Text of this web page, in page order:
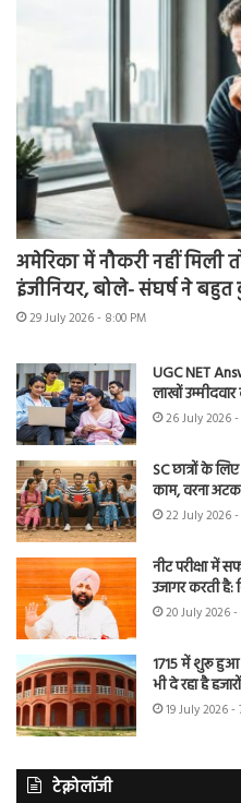
अमेरिका में नौकरी नहीं मिली
इंजीनियर, बोले- संघर्ष ने
29 July 2026 - 8:00 PM
UGC NET
लाखों
26 July 2026 -
SC छात्रों के
काम, वरना
22 July 2026 -
नीट परीक्षा में
उजागर करती है:
20 July 2026 -
1715 में शुरू हुआ
भी दे रहा है
19 July 2026 -
टेक्नोलॉजी